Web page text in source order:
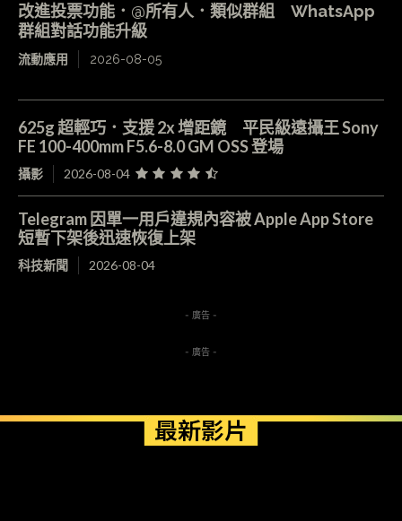
改進投票功能．@所有人．類似群組 WhatsApp
群組對話功能升級
流動應用 2026-08-05
625g 超輕巧．支援 2x 增距鏡 平民級遠攝王 Sony
FE 100-400mm F5.6-8.0 GM OSS 登場
攝影 2026-08-04
Telegram 因單一用戶違規內容被 Apple App Store
短暫下架後迅速恢復上架
科技新聞 2026-08-04
- 廣告 -
- 廣告 -
最新影片